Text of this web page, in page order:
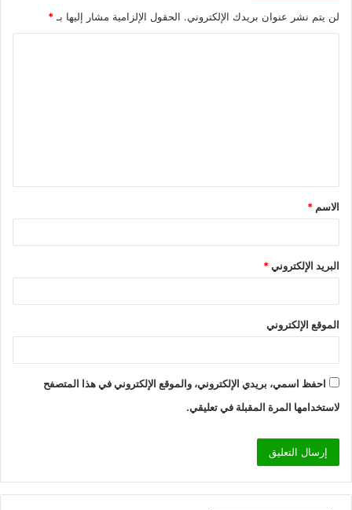
لن يتم نشر عنوان بريدك الإلكتروني. الحقول الإلزامية مشار إليها بـ *
الاسم *
البريد الإلكتروني*
الموقع الإلكتروني
احفظ اسمي، بريدي الإلكتروني، والموقع الإلكتروني في هذا المتصفح
لاستخدامها المرة المقبلة في تعليقي.